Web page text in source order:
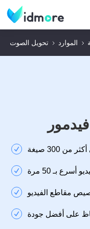
الموارد تحويل الصوت
300 صيغة
بـ 50 مرة
مقاطع الفيديو
على أفضل جودة